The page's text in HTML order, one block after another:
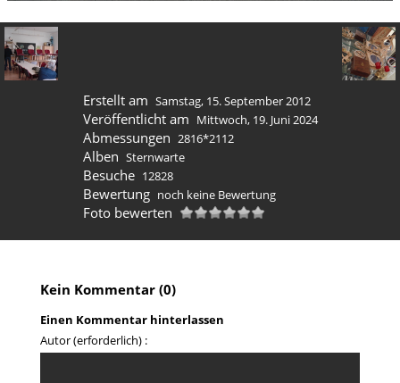
Erstellt am Samstag, 15. September 2012
Veröffentlicht am Mittwoch, 19. Juni 2024
Abmessungen 2816*2112
Alben Sternwarte
Besuche 12828
Bewertung noch keine Bewertung
Foto bewerten
Kein Kommentar (0)
Einen Kommentar hinterlassen
Autor (erforderlich) :